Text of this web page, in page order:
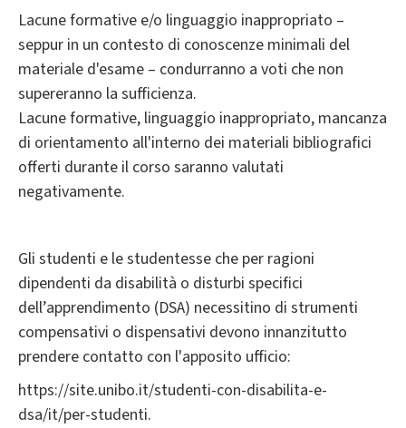
Lacune formative e/o linguaggio inappropriato –
seppur in un contesto di conoscenze minimali del
materiale d'esame – condurranno a voti che non
supereranno la sufficienza.
Lacune formative, linguaggio inappropriato, mancanza
di orientamento all'interno dei materiali bibliografici
offerti durante il corso saranno valutati
negativamente.
Gli studenti e le studentesse che per ragioni
dipendenti da disabilità o disturbi specifici
dell’apprendimento (DSA) necessitino di strumenti
compensativi o dispensativi devono innanzitutto
prendere contatto con l'apposito ufficio:
https://site.unibo.it/studenti-con-disabilita-e-
dsa/it/per-studenti.